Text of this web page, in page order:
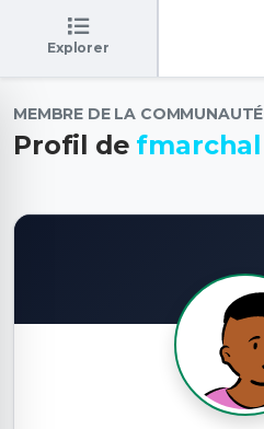
Explorer
MEMBRE DE LA COMMUNAUTÉ
Profil de fmarchal